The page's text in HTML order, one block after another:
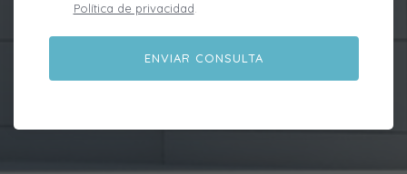
Política de privacidad.